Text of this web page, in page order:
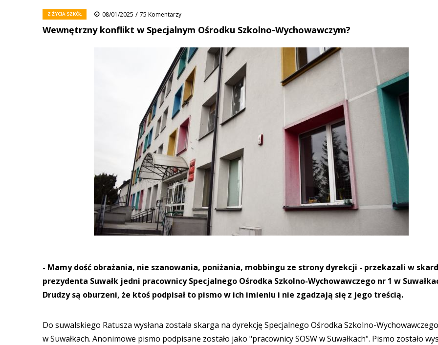
Z ŻYCIA SZKÓŁ 08/01/2025 / 75 Komentarzy
Wewnętrzny konflikt w Specjalnym Ośrodku Szkolno-Wychowawczym?
- Mamy dość obrażania, nie szanowania, poniżania, mobbingu ze strony dyrekcji - przekazali w
prezydenta Suwałk jedni pracownicy Specjalnego Ośrodka Szkolno-Wychowawczego nr 1 w
Drudzy są oburzeni, że ktoś podpisał to pismo w ich imieniu i nie zgadzają się z jego treścią.
Do suwalskiego Ratusza wysłana została skarga na dyrekcję Specjalnego Ośrodka Szkolno-
w Suwałkach. Anonimowe pismo podpisane zostało jako "pracownicy SOSW w Suwałkach". Pismo zostało